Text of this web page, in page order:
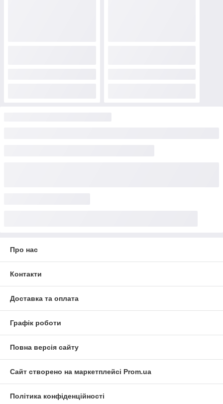
Про нас
Контакти
Доставка та оплата
Графік роботи
Повна версія сайту
Сайт створено на маркетплейсі Prom.ua
Політика конфіденційності